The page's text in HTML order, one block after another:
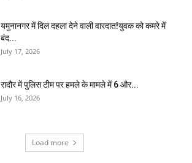
यमुनानगर में दिल दहला देने वाली वारदात!युवक को कमरे में
बंद...
July 17, 2026
रादौर में पुलिस टीम पर हमले के मामले में 6 और...
July 16, 2026
Load more